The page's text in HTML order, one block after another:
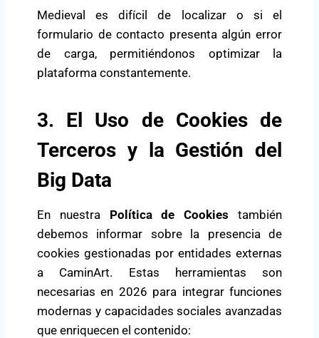
Medieval es difícil de localizar o si el
formulario de contacto presenta algún error
de carga, permitiéndonos optimizar la
plataforma constantemente.
3. El Uso de Cookies de
Terceros y la Gestión del
Big Data
En nuestra Política de Cookies también
debemos informar sobre la presencia de
cookies gestionadas por entidades externas
a CaminArt. Estas herramientas son
necesarias en 2026 para integrar funciones
modernas y capacidades sociales avanzadas
que enriquecen el contenido: